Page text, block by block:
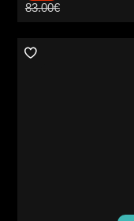
83.00€